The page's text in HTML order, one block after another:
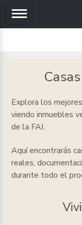
Explora los
viendo inmuebles
de la FAI.
Aquí encontrarás
reales,
durante todo el